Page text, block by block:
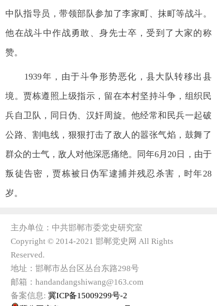
中队指导员，带领部队参加了李家町、抹町等战斗。
他在战斗中作战勇敢、身先士卒，受到了大家的称
赞。
1939年，由于斗争形势恶化，县大队转移出县
境。贾栋遵照上级指示，留在本村坚持斗争，组织民
兵自卫队，同日伪、汉奸周旋。他经常和民兵一起破
公路、割电线，狠狠打击了敌人的嚣张气焰，鼓舞了
群众的士气，敌人对他深恶痛绝。同年6月20日，由于
叛徒告密，贾栋被日伪军逮捕并残忍杀害，时年28
岁。
主办单位：中共邯郸市委党史研究室
Copyright © 2014-2021 邯郸党史网 All Rights
Reserved.
地址：邯郸市丛台区丛台东路298号
邮箱：handandangshiwang@163.com
备案信息: 冀ICP备15009299号-2